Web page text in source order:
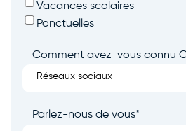
Vacances scolaires
Ponctuelles
Comment avez-vous connu
Parlez-nous de vous*